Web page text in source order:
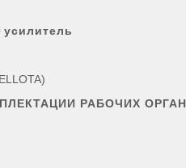
усилитель
РАБОЧИХ